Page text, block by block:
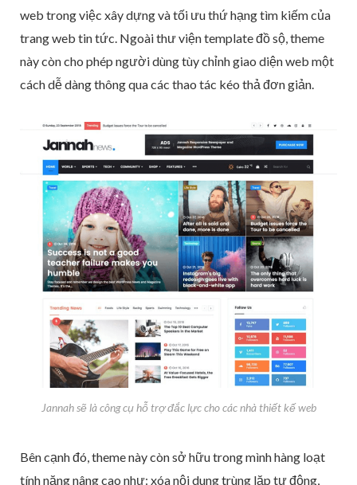
web trong việc xây dựng và tối ưu thứ hạng tìm kiếm của
trang web tin tức. Ngoài thư viện template đồ sộ, theme
này còn cho phép người dùng tùy chỉnh giao diện web một
cách dễ dàng thông qua các thao tác kéo thả đơn giản.
Jannah sẽ là công cụ hỗ trợ đắc lực cho các nhà thiết kế web
Bên cạnh đó, theme này còn sở hữu trong mình hàng loạt
tính năng nâng cao như: xóa nội dung trùng lặp tự động,